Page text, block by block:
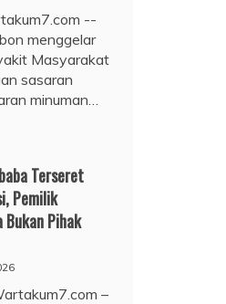
--
menggelar
Masyarakat
sasaran
minuman…
Terseret
Pemilik
Bukan Pihak
–